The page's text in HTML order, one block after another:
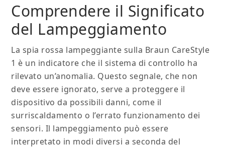
Comprendere il Significato
del Lampeggiamento
La spia rossa lampeggiante sulla Braun CareStyle
1 è un indicatore che il sistema di controllo ha
rilevato un’anomalia. Questo segnale, che non
deve essere ignorato, serve a proteggere il
dispositivo da possibili danni, come il
surriscaldamento o l’errato funzionamento dei
sensori. Il lampeggiamento può essere
interpretato in modi diversi a seconda del